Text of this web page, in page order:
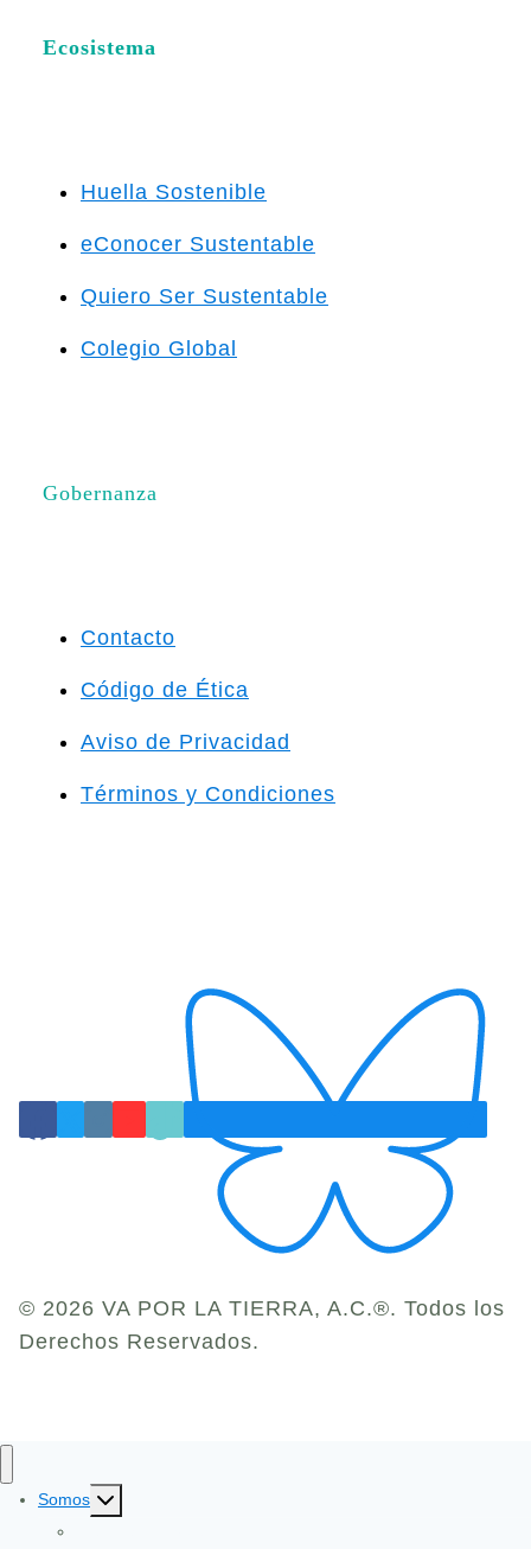
Ecosistema
Huella Sostenible
eConocer Sustentable
Quiero Ser Sustentable
Colegio Global
Gobernanza
Contacto
Código de Ética
Aviso de Privacidad
Términos y Condiciones
© 2026 VA POR LA TIERRA, A.C.®. Todos los
Derechos Reservados.
Somos Toggle